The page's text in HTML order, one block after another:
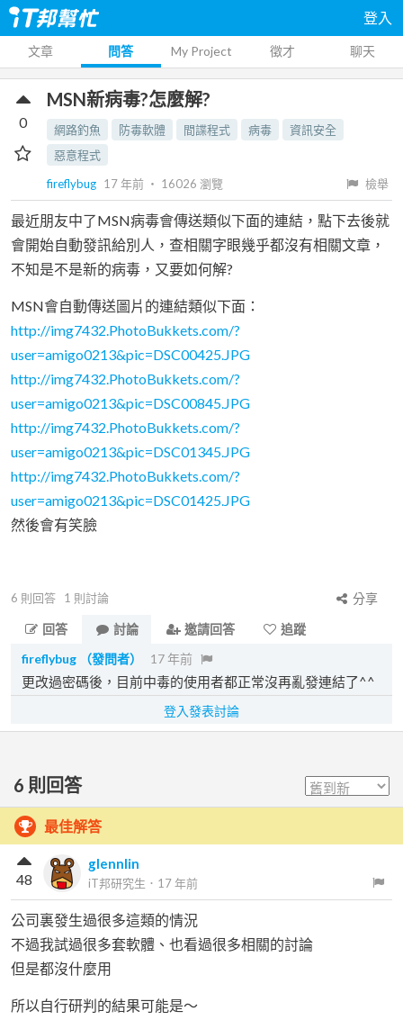
登入
文章 問答 My Project 徵才 聊天
MSN新病毒?怎麼解?
網路釣魚 防毒軟體 間諜程式 病毒
資訊安全
惡意程式
fireflybug 17 年前 ‧ 16026 瀏覽 檢舉
0
最近朋友中了MSN病毒會傳送類似下面的連結，點下去後就
會開始自動發訊給別人，查相關字眼幾乎都沒有相關文章，
不知是不是新的病毒，又要如何解?
MSN會自動傳送圖片的連結類似下面：
http://img7432.PhotoBukkets.com/?
user=amigo0213&pic=DSC00425.JPG
http://img7432.PhotoBukkets.com/?
user=amigo0213&pic=DSC00845.JPG
http://img7432.PhotoBukkets.com/?
user=amigo0213&pic=DSC01345.JPG
http://img7432.PhotoBukkets.com/?
user=amigo0213&pic=DSC01425.JPG
然後會有笑臉
6 則回答 1 則討論
分享
回答
討論 邀請回答
追蹤
fireflybug
（發問者） 17 年前
更改過密碼後，目前中毒的使用者都正常沒再亂發連結了^^
登入發表討論
6 則回答
最佳解答
glennlin
iT邦研究生 ． 17 年前
48
公司裏發生過很多這類的情況
不過我試過很多套軟體、也看過很多相關的討論
但是都沒什麼用
所以自行研判的結果可能是～